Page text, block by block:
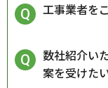
工事業者を
数社紹介い
案を受けた